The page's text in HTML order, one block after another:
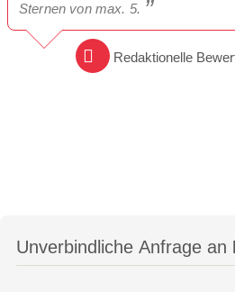
Sternen von max. 5.
Redaktionelle
Unverbindliche Anfrage an